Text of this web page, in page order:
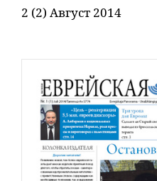
2 (2) Август 2014